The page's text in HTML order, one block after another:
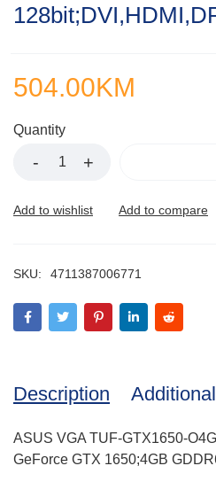
504.00KM
Quantity
SKU: 4711387006771
Description
ASUS VGA TUF-GTX1650-
GeForce GTX 1650;4GB